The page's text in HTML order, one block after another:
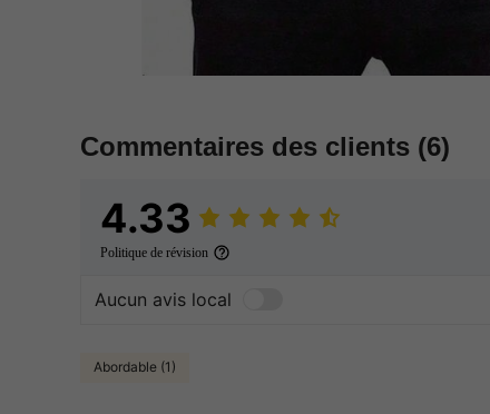
Commentaires des clients (6)
4.33
Politique de révision
Aucun avis local
Abordable (1)